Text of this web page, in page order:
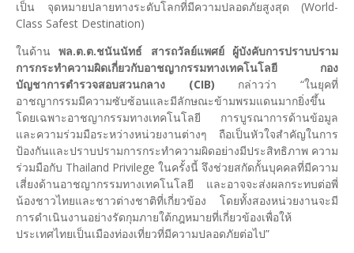
เป็น จุดหมายปลายทางระดับโลกที่มีความปลอดภัยสูงสุด (World-
Class Safest Destination)
ในด้านพล.ต.ต.ชนันนัทธ์ สารถวัลย์แพศย์ ผู้บังคับการปราบปราม
การกระทำความผิดเกี่ยวกับอาชญากรรมทางเทคโนโลยี กอง
บัญชาการตำรวจสอบสวนกลาง (CIB) กล่าวว่า “ในยุคที่
อาชญากรรมมีความซับซ้อนและมีลักษณะข้ามพรมแดนมากยิ่งขึ้น
โดยเฉพาะอาชญากรรมทางเทคโนโลยี การบูรณาการด้านข้อมูล
และความร่วมมือระหว่างหน่วยงานต่างๆ ถือเป็นหัวใจสำคัญในการ
ป้องกันและปราบปรามการกระทำความผิดอย่างมีประสิทธิภาพ ความ
ร่วมมือกับ Thailand Privilege ในครั้งนี้ จึงช่วยสกัดกั้นบุคคลที่มีความ
เสี่ยงด้านอาชญากรรมทางเทคโนโลยี และอาจจะส่งผลกระทบต่อพี่
น้องชาวไทยและชาวต่างชาติที่เกี่ยวข้อง โดยทั้งสองหน่วยงานจะมี
การดำเนินงานอย่างรัดกุมภายใต้กฎหมายที่เกี่ยวข้องเพื่อให้
ประเทศไทยเป็นเมืองท่องเที่ยวที่มีความปลอดภัยต่อไป”